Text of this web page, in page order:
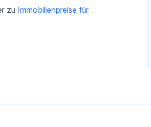
zu Immobilienpreise für